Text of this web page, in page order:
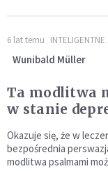
6 lat temu INTELIGENTNE
Wunibald Müller
Ta modlitwa
w stanie
Okazuje się, że w
bezpośrednia
modlitwa psalmami